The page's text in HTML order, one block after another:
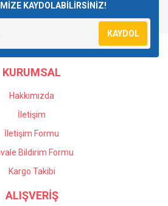
Yorum Yaz
bozuk veya görüntülenemiyor.
eksik bilgiler bulunuyor.
bulunuyor.
daha pahalı.
Gönder
KAYDOLABİLİRSİNİZ!
KAYDOL
KURUMSAL
Hakkımızda
İletişim
İletişim Formu
Bildirim Formu
Kargo Takibi
ALIŞVERİŞ